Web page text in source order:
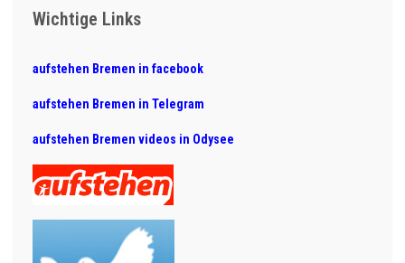
Wichtige Links
aufstehen Bremen in facebook
aufstehen Bremen in Telegram
aufstehen Bremen videos in Odysee